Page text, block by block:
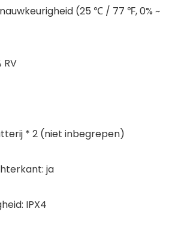
(25 ℃ / 77 ℉, 0% ~
RV
* 2 (niet inbegrepen)
ja
IPX4